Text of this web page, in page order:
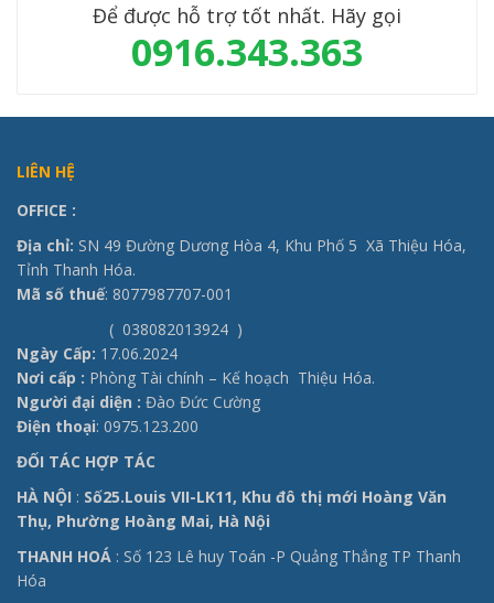
Để được hỗ trợ tốt nhất. Hãy gọi
0916.343.363
LIÊN HỆ
OFFICE :
Địa chỉ: SN 49 Đường Dương Hòa 4, Khu Phố 5 Xã Thiệu Hóa,
Tỉnh Thanh Hóa.
Mã số thuế: 8077987707-001
( 038082013924 )
Ngày Cấp: 17.06.2024
Nơi cấp : Phòng Tài chính – Kế hoạch Thiệu Hóa.
Người đại diện : Đào Đức Cường
Điện thoại: 0975.123.200
ĐỐI TÁC HỢP TÁC
HÀ NỘI : Số25.Louis VII-LK11, Khu đô thị mới Hoàng Văn
Thụ, Phường Hoàng Mai, Hà Nội
THANH HOÁ : Số 123 Lê huy Toán -P Quảng Thắng TP Thanh
Hóa